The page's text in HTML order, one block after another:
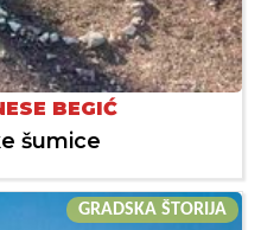
BEGIĆ
šumice
GRADSKA ŠTORIJA